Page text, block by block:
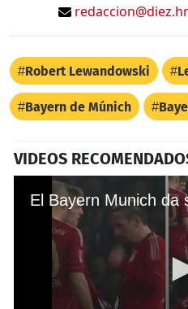
Robert Lewandowski
Bayern de Múnich
VIDEOS